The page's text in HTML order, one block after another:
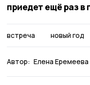
приедет ещё раз
встреча новый год
Автор: Елена Еремеева